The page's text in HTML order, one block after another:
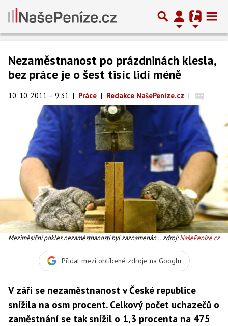
Nezaměstnanost po prázdninách klesla,
bez práce je o šest tisíc lidí méně
10. 10. 2011 – 9:31 | Práce | Redakce NašePeníze.cz |
Meziměsíční pokles nezaměstnanosti byl zaznamenán v zdroj:NašePeníze.cz
Přidat mezi oblíbené zdroje na Googlu
V záři se nezaměstnanost v České republice
snížila na osm procent. Celkový počet uchazečů o
zaměstnání se tak snížil o 1,3 procenta na 475